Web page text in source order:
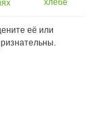
хлебе
её или